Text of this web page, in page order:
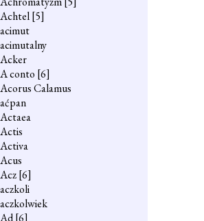
Achtel[5]
acimut
acimutalny
Acker
A conto [6]
Acorus Calamus
aćpan
Actaea
Actis
Activa
Acus
Acz[6]
aczkoli
aczkolwiek
Ad[6]